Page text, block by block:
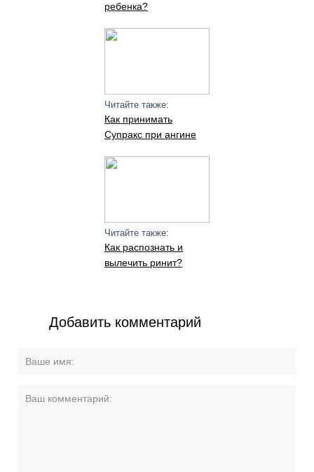
ребенка?
Читайте также:
Как принимать
Супракс при ангине
Читайте также:
Как распознать и
вылечить ринит?
Добавить комментарий